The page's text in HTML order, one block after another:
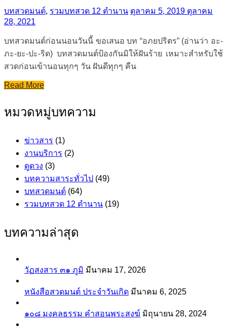
บทสวดมนต์, รวมบทสวด 12 ตำนาน ตุลาคม 5, 2019 ตุลาคม
28, 2021
บทสวดมนต์ก่อนนอนวันนี้ ขอเสนอ บท “อภยปริตร” (อ่านว่า อะ-
ภะ-ยะ-ปะ-ริด) บทสวดมนต์ป้องกันมิให้ฝันร้าย เหมาะสำหรับใช้
สวดก่อนเข้านอนทุกๆ วัน ฝันดีทุกๆ คืน
Read More
หมวดหมู่บทความ
ข่าวสาร (1)
งานบริการ (2)
ดูดวง (3)
บทความสาระทั่วไป (49)
บทสวดมนต์ (64)
รวมบทสวด 12 ตำนาน (19)
บทความล่าสุด
วัฏสงสาร ๓๑ ภูมิ มีนาคม 17, 2026
หนังสือสวดมนต์ ประจำวันเกิด มีนาคม 6, 2025
๑๐๘ มงคลธรรม คำสอนพระสงฆ์ มิถุนายน 28, 2024